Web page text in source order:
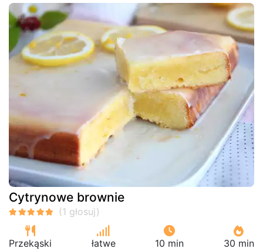
Cytrynowe brownie
Przekąski łatwe 10 min 30 min